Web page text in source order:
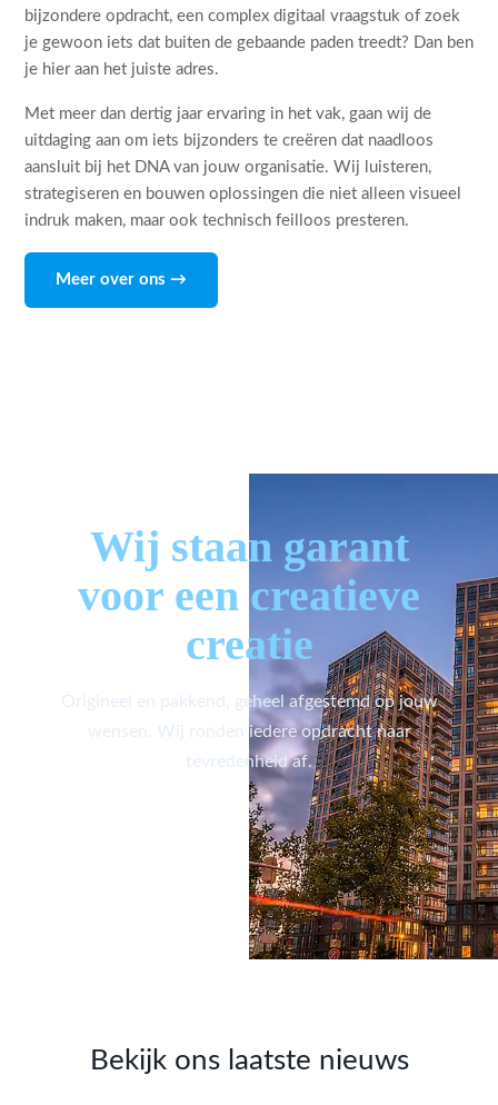
bijzondere opdracht, een complex digitaal vraagstuk of zoek
je gewoon iets dat buiten de gebaande paden treedt? Dan ben
je hier aan het juiste adres.
Met meer dan dertig jaar ervaring in het vak, gaan wij de
uitdaging aan om iets bijzonders te creëren dat naadloos
aansluit bij het DNA van jouw organisatie. Wij luisteren,
strategiseren en bouwen oplossingen die niet alleen visueel
indruk maken, maar ook technisch feilloos presteren.
Meer over ons →
Wij staan garant
voor een creatieve
creatie
Origineel en pakkend, geheel afgestemd op jouw
wensen. Wij ronden iedere opdracht naar
tevredenheid af.
Bekijk ons laatste nieuws